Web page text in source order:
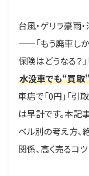
台風・ゲリラ豪雨
——「もう廃車しか
保険はどうなる？
水没車でも“買取
車店で「0円」「
は早計です。本記
ベル別の考え方、
関係、高く売るコ